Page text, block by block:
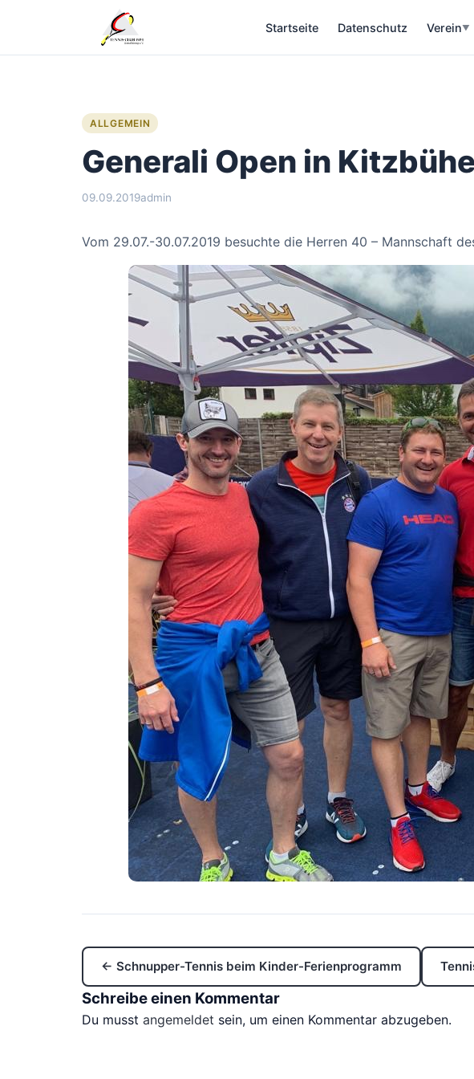
Startseite Datenschutz Verein▼
ALLGEMEIN
Generali Open in
09.09.2019admin
Vom 29.07.-30.07.2019 besuchte die Herren 40 – Mannschaft
← Schnupper-Tennis beim Kinder-Ferienprogramm
Schreibe einen Kommentar
Du musst angemeldet sein, um einen Kommentar abzugeben.